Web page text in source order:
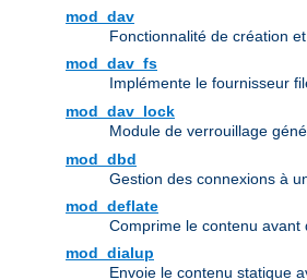
mod_dav
Fonctionnalité de création
mod_dav_fs
Implémente le fournisseur
mod_dav_lock
Module de verrouillage
mod_dbd
Gestion des connexions à
mod_deflate
Comprime le contenu avant
mod_dialup
Envoie le contenu statique